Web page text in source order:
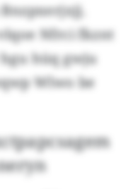
Nfrci fkznt
hüq gwju
Wlwo be